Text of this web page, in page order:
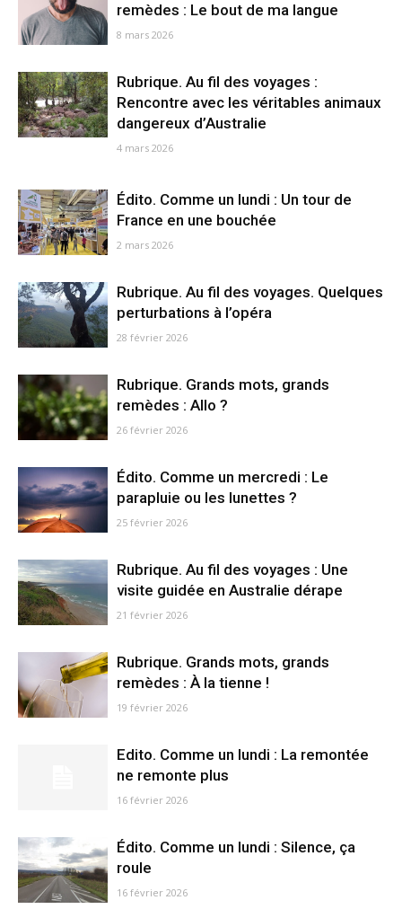
remèdes : Le bout de ma langue
8 mars 2026
Rubrique. Au fil des voyages :
Rencontre avec les véritables animaux
dangereux d’Australie
4 mars 2026
Édito. Comme un lundi : Un tour de
France en une bouchée
2 mars 2026
Rubrique. Au fil des voyages. Quelques
perturbations à l’opéra
28 février 2026
Rubrique. Grands mots, grands
remèdes : Allo ?
26 février 2026
Édito. Comme un mercredi : Le
parapluie ou les lunettes ?
25 février 2026
Rubrique. Au fil des voyages : Une
visite guidée en Australie dérape
21 février 2026
Rubrique. Grands mots, grands
remèdes : À la tienne !
19 février 2026
Edito. Comme un lundi : La remontée
ne remonte plus
16 février 2026
Édito. Comme un lundi : Silence, ça
roule
16 février 2026